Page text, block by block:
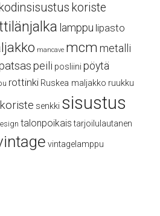
kodinsisustus koriste
lamppu lipasto
mancave mcm metalli
peili posliini pöytä
rottinki Ruskea maljakko ruukku
senkki sisustus
talonpoikais tarjoilulautanen
vintagelamppu